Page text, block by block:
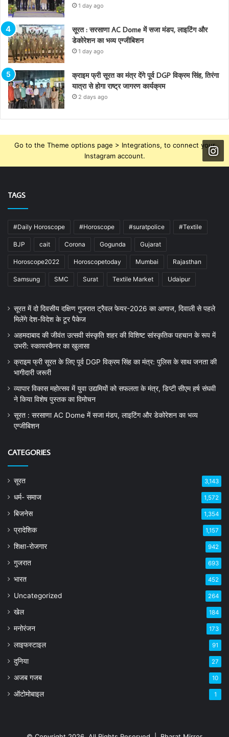
1 day ago
सूरत : सरसाणा AC Dome में सजा मंडप, लाइटिंग और
डेकोरेशन का भव्य एग्जीबिशन
1 day ago
क्राइम फ्री सूरत का मंत्र देंगे पूर्व DGP विक्रम सिंह, तिरंगा
यात्रा से होगा राष्ट्र जागरण कार्यक्रम
2 days ago
Go to the Theme options page > Integrations, to connect your
Instagram account.
TAGS
#Daily Horoscope #Horoscope #suratpolice #Textile
BJP cait Corona Gogunda Gujarat
Horoscope2022 Horoscopetoday Mumbai Rajasthan
Samsung SMC Surat Textile Market Udaipur
सूरत में दो दिवसीय दक्षिण गुजरात ट्रैवल फेयर-2026 का आगाज, दिवाली से पहले
मिलेंगे देश-विदेश के टूर पैकेज
अहमदाबाद की जीवंत उत्सवी संस्कृति शहर की विशिष्ट सांस्कृतिक पहचान के रूप में
उभरी: स्कायस्कैनर का खुलासा
क्राइम फ्री सूरत के लिए पूर्व DGP विक्रम सिंह का मंत्र: पुलिस के साथ जनता की
भागीदारी जरूरी
व्यापार विकास महोत्सव में युवा उद्यमियों को सफलता के मंत्र, डिप्टी सीएम हर्ष संघवी
ने किया विशेष पुस्तक का विमोचन
सूरत : सरसाणा AC Dome में सजा मंडप, लाइटिंग और डेकोरेशन का भव्य
एग्जीबिशन
CATEGORIES
सूरत 3,143
धर्म- समाज 1,572
बिजनेस 1,354
प्रादेशिक 1,157
शिक्षा-रोजगार 942
गुजरात 693
भारत 452
Uncategorized 264
खेल 184
मनोरंजन 173
लाइफस्टाइल 91
दुनिया 27
अजब गजब 10
ऑटोमोबाइल 1